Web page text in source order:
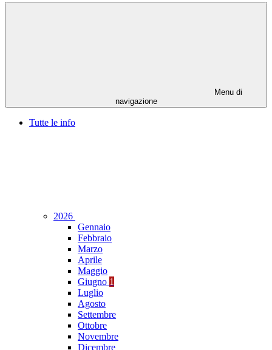
Menu di
navigazione
Tutte le info
2026
Gennaio
Febbraio
Marzo
Aprile
Maggio
Giugno 1
Luglio
Agosto
Settembre
Ottobre
Novembre
Dicembre